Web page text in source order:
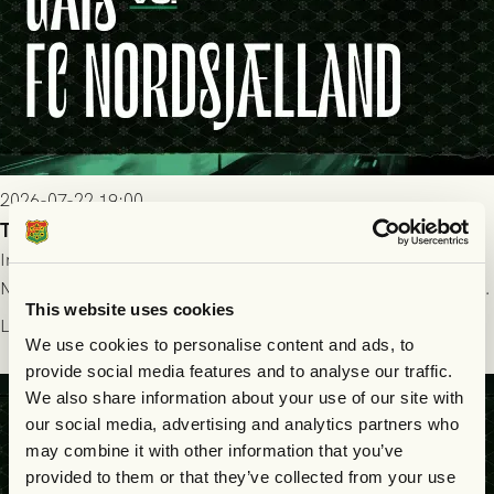
This website uses cookies
We use cookies to personalise content and ads, to
provide social media features and to analyse our traffic.
We also share information about your use of our site with
our social media, advertising and analytics partners who
may combine it with other information that you’ve
provided to them or that they’ve collected from your use
2026-07-22 19:00
Truppen till GAIS - FC Nordsjælland 23/7
Imorgon torsdag spelar GAIS herrar hemma mot FC
Nordsjælland på Gamla Ullevi med avspark kl 19.00! Fredrik
Holmberg och ledarstaben har tagit ut följande trupp till
matchen:
Läs mer